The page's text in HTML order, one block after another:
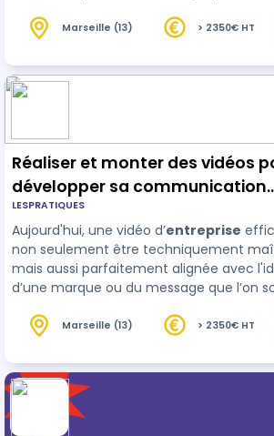
complète pour internaliser ces
Marseille (13) > 2350€ HT
Réaliser et monter des vidéos
développer sa communication
digitale (certifiant)
LESPRATIQUES
Aujourd'hui, une vidéo d’entreprise
non seulement être techniquement
mais aussi parfaitement alignée avec
d’une marque ou du message que l’on
complète pour internaliser ces
Marseille (13) > 2350€ HT